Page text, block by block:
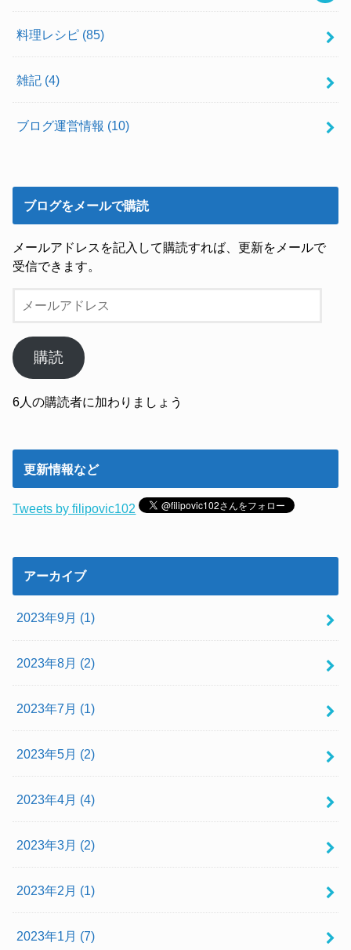
料理レシピ (85)
雑記 (4)
ブログ運営情報 (10)
ブログをメールで購読
メールアドレスを記入して購読すれば、更新をメールで
受信できます。
ー
ア
ド
ス
購読
6人の購読者に加わりましょう
更新情報など
Tweets by filipovic102
アーカイブ
2023年9月 (1)
2023年8月 (2)
2023年7月 (1)
2023年5月 (2)
2023年4月 (4)
2023年3月 (2)
2023年2月 (1)
2023年1月 (7)